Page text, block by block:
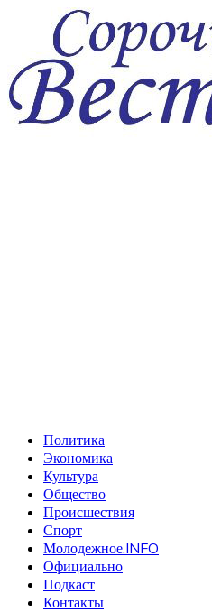
содержимому
Политика
Экономика
Культура
Общество
Происшествия
Спорт
Молодежное.INFO
Официально
Подкаст
Контакты